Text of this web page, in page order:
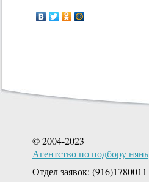
© 2004-2023
Агентство по подбору нянь
Отдел заявок: (916)1780011